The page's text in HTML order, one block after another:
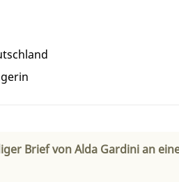
Brief von Alda Gardini an